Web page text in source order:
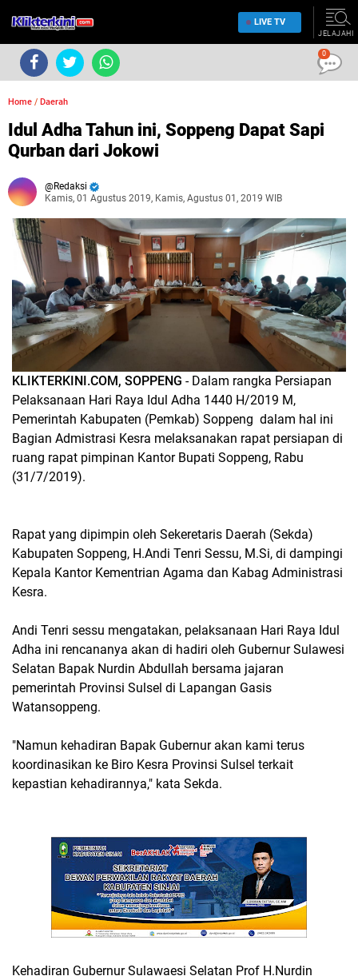
LIVE TV
JELAJAHI
Home / Daerah
Idul Adha Tahun ini, Soppeng Dapat Sapi
Qurban dari Jokowi
Redaksi
Kamis, 01 Agustus 2019, Kamis, Agustus 01, 2019 WIB
KLIKTERKINI.COM, SOPPENG - Dalam rangka Persiapan
Pelaksanaan Hari Raya Idul Adha 1440 H/2019 M,
Pemerintah Kabupaten (Pemkab) Soppeng dalam hal ini
Bagian Admistrasi Kesra melaksanakan rapat persiapan di
ruang rapat pimpinan Kantor Bupati Soppeng, Rabu
(31/7/2019).
Rapat yang dipimpin oleh Sekeretaris Daerah (Sekda)
Kabupaten Soppeng, H.Andi Tenri Sessu, M.Si, di dampingi
Kepala Kantor Kementrian Agama dan Kabag Administrasi
Kesra.
Andi Tenri sessu mengatakan, pelaksanaan Hari Raya Idul
Adha ini rencananya akan di hadiri oleh Gubernur Sulawesi
Selatan Bapak Nurdin Abdullah bersama jajaran
pemerintah Provinsi Sulsel di Lapangan Gasis
Watansoppeng.
"Namun kehadiran Bapak Gubernur akan kami terus
koordinasikan ke Biro Kesra Provinsi Sulsel terkait
kepastian kehadirannya," kata Sekda.
Kehadiran Gubernur Sulawaesi Selatan Prof H.Nurdin
0